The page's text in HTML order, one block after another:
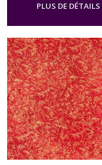
PLUS DE DÉTAILS